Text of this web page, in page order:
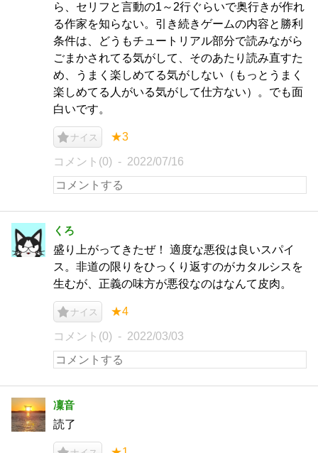
ら、セリフと言動の1～2行ぐらいで奥行きが作れ
る作家を知らない。引き続きゲームの内容と勝利
条件は、どうもチュートリアル部分で読みながら
ごまかされてる気がして、そのあたり読み直すた
め、うまく楽しめてる気がしない（もっとうまく
楽しめてる人がいる気がして仕方ない）。でも面
白いです。
ナイス ★3
コメント(0) 2022/07/16
くろ
盛り上がってきたぜ！ 適度な悪役は良いスパイ
ス。非道の限りをひっくり返すのがカタルシスを
生むが、正義の味方が悪役なのはなんて皮肉。
ナイス ★4
コメント(0) 2022/03/03
凜音
読了